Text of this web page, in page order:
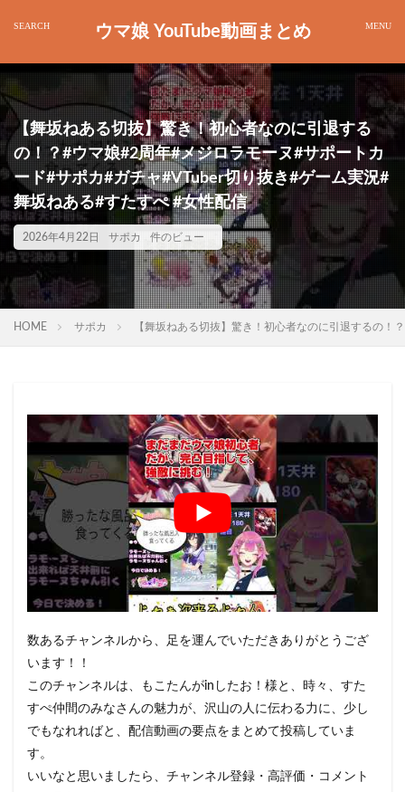
ウマ娘 YouTube動画まとめ
【舞坂ねある切抜】驚き！初心者なのに引退する
の！？#ウマ娘#2周年#メジロラモーヌ#サポートカ
ード#サポカ#ガチャ#VTuber切り抜き#ゲーム実況#
舞坂ねある#すたすぺ #女性配信
2026年4月22日 サポカ 件のビュー
HOME サポカ 【舞坂ねある切抜】驚き！初心者なのに引退するの
数あるチャンネルから、足を運んでいただきありがとうござ
います！！
このチャンネルは、もこたんがinしたお！様と、時々、すた
すぺ仲間のみなさんの魅力が、沢山の人に伝わる力に、少し
でもなれればと、配信動画の要点をまとめて投稿していま
す。
いいなと思いましたら、チャンネル登録・高評価・コメント